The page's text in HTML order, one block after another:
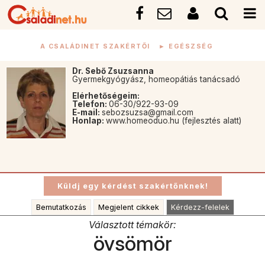
A CSALÁDINET SZAKÉRTŐI ► EGÉSZSÉG
Dr. Sebő Zsuzsanna
Gyermekgyógyász, homeopátiás tanácsadó
Elérhetőségeim:
Telefon: 06-30/922-93-09
E-mail: sebozsuzsa@gmail.com
Honlap: www.homeoduo.hu (fejlesztés alatt)
Bemutatkozás Megjelent cikkek Kérdezz-felelek
Választott témakör:
övsömör